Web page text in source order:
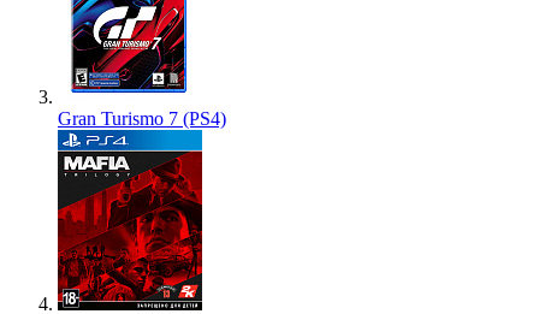
Gran Turismo 7 (PS4)